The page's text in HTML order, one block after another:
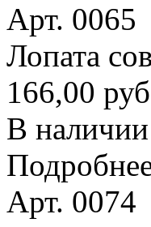
Арт. 0065
Лопата
166,00
В наличии
Арт. 0074